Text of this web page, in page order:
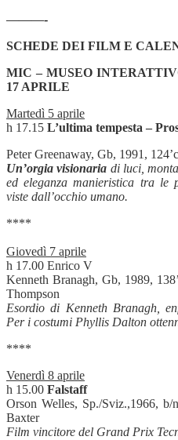
———-
SCHEDE DEI FILM E
MIC – MUSEO
17 APRILE
Martedì 5 aprile
h 17.15 L’ultima tempesta –
Peter Greenaway, Gb, 1991,
Un’orgia visionaria di luci,
ed eleganza manieristica tra le
viste dall’occhio umano.
****
Giovedì 7 aprile
h 17.00 Enrico V
Kenneth Branagh, Gb, 1989,
Thompson
Esordio di Kenneth Branagh,
Per i costumi Phyllis Dalton
****
Venerdì 8 aprile
h 15.00 Falstaff
Orson Welles, Sp./Sviz.,1966,
Baxter
Film vincitore del Grand Prix